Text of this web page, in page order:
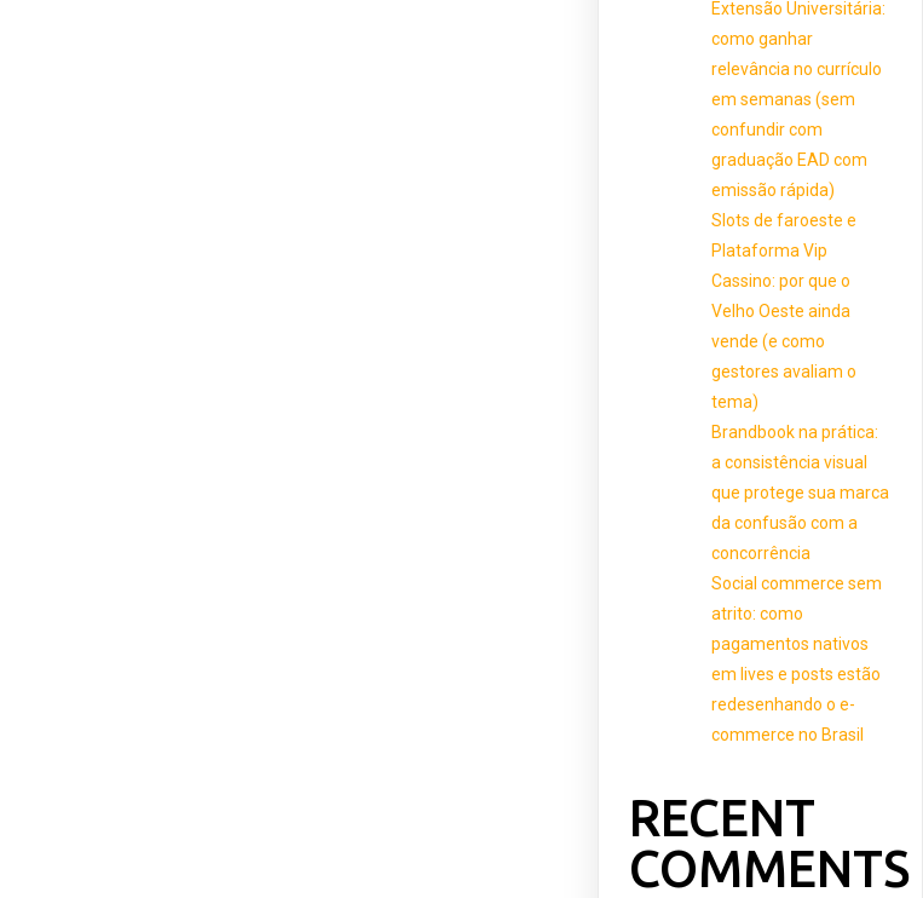
Extensão Universitária:
como ganhar
relevância no currículo
em semanas (sem
confundir com
graduação EAD com
emissão rápida)
Slots de faroeste e
Plataforma Vip
Cassino: por que o
Velho Oeste ainda
vende (e como
gestores avaliam o
tema)
Brandbook na prática:
a consistência visual
que protege sua marca
da confusão com a
concorrência
Social commerce sem
atrito: como
pagamentos nativos
em lives e posts estão
redesenhando o e-
commerce no Brasil
RECENT
COMMENTS